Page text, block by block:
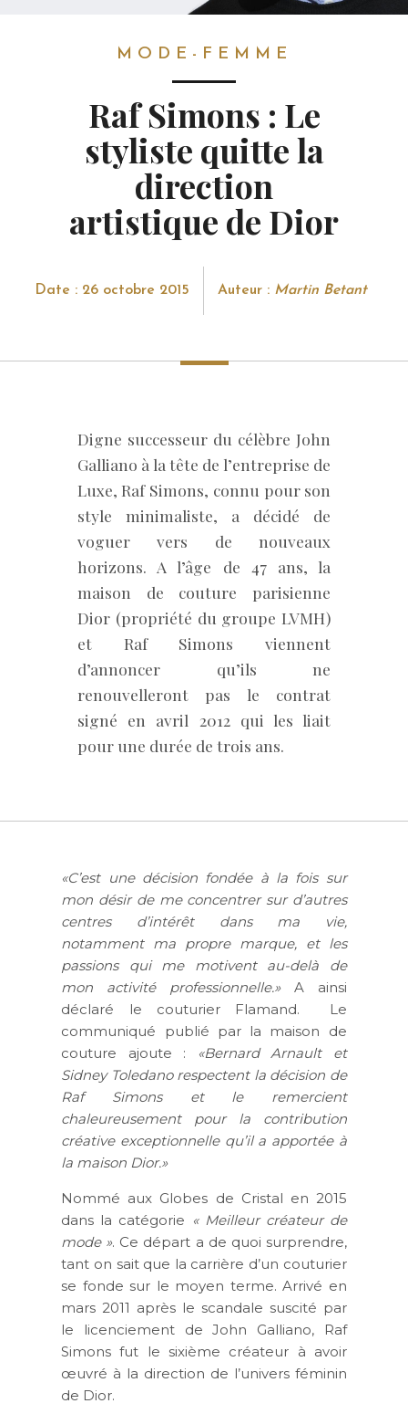
MODE-FEMME
Raf Simons : Le
styliste quitte la
direction
artistique de Dior
Date : 26 octobre 2015 Auteur : Martin Betant
Digne successeur du célèbre John
Galliano à la tête de l’entreprise de
Luxe, Raf Simons, connu pour son
style minimaliste, a décidé de
voguer vers de nouveaux
horizons. A l’âge de 47 ans, la
maison de couture parisienne
Dior (propriété du groupe LVMH)
et Raf Simons viennent
d’annoncer qu’ils ne
renouvelleront pas le contrat
signé en avril 2012 qui les liait
pour une durée de trois ans.
«C’est une décision fondée à la fois sur
mon désir de me concentrer sur d’autres
centres d’intérêt dans ma vie,
notamment ma propre marque, et les
passions qui me motivent au-delà de
mon activité professionnelle.» A ainsi
déclaré le couturier Flamand.
Le
communiqué publié par la maison de
couture ajoute :
«Bernard Arnault et
Sidney Toledano respectent la décision de
Raf Simons et le remercient
chaleureusement pour la contribution
créative exceptionnelle qu’il a apportée à
la maison Dior.»
Nommé aux Globes de Cristal en 2015
dans la catégorie « Meilleur créateur de
mode ». Ce départ a de quoi surprendre,
tant on sait que la carrière d’un couturier
se fonde sur le moyen terme. Arrivé en
mars 2011 après le scandale suscité par
le licenciement de John Galliano, Raf
Simons fut le sixième créateur à avoir
œuvré à la direction de l’univers féminin
de Dior.